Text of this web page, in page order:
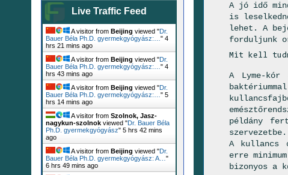
A jó idő
is
lehet. A
forduljunk
Mit kell
A Lyme-
példány
szervezetbe.
A kullancs
erre
bizonyos a
Live Traffic Feed
A visitor from Beijing viewed "Dr.
Bauer Béla Ph.D. gyermekgyógyász:… " 4
hrs 21 mins ago
A visitor from Beijing viewed "Dr.
Bauer Béla Ph.D. gyermekgyógyász:… " 4
hrs 43 mins ago
A visitor from Beijing viewed "Dr.
Bauer Béla Ph.D. gyermekgyógyász:… " 5
hrs 14 mins ago
A visitor from Szolnok, Jasz-
nagykun-szolnok viewed "Dr. Bauer Béla
Ph.D. gyermekgyógyász" 5 hrs 42 mins
ago
A visitor from Beijing viewed "Dr.
Bauer Béla Ph.D. gyermekgyógyász: A… "
6 hrs 49 mins ago